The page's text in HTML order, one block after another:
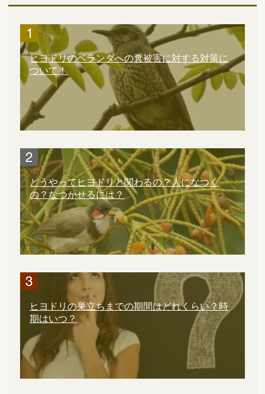
ヒヨドリのベランダへの糞被害に対する対策に
ついて！
どうやってヒヨドリと関わるの？人になつく
の？なつかせるには？
ヒヨドリの巣立ちまでの期間はどれくらい？時
期はいつ？